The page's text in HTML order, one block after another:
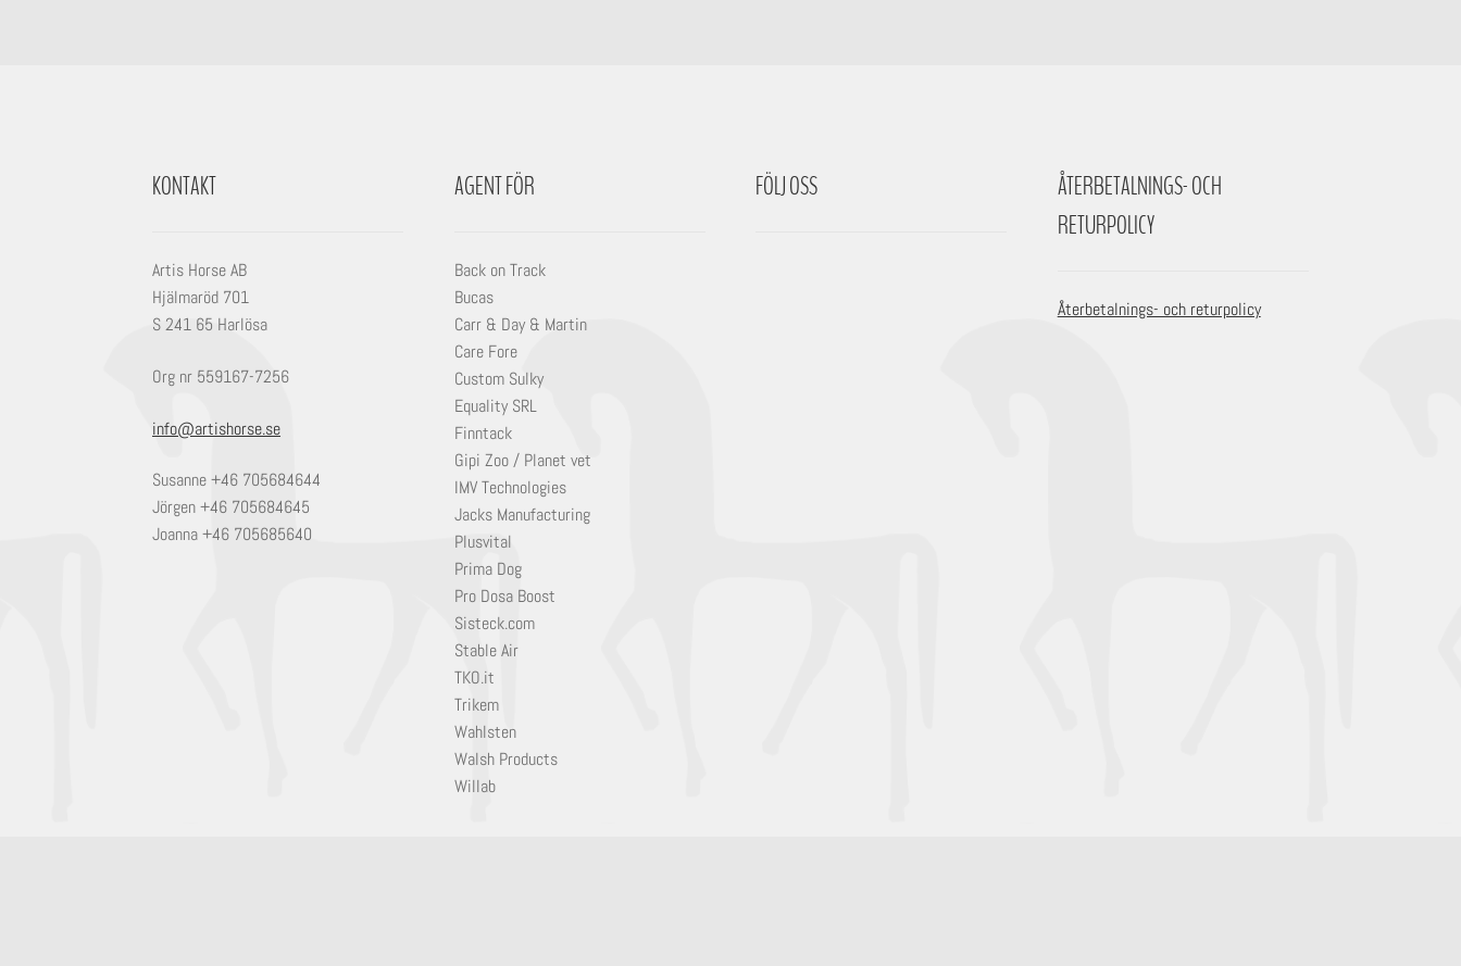
KONTAKT
Artis Horse AB
Hjälmaröd 701
S 241 65 Harlösa
Org nr 559167-7256
info@artishorse.se
Susanne +46 705684644
Jörgen +46 705684645
Joanna +46 705685640
AGENT FÖR
Back on Track
Bucas
Carr & Day & Martin
Care Fore
Custom Sulky
Equality SRL
Finntack
Gipi Zoo / Planet vet
IMV Technologies
Jacks Manufacturing
Plusvital
Prima Dog
Pro Dosa Boost
Sisteck.com
Stable Air
TKO.it
Trikem
Wahlsten
Walsh Products
Willab
FÖLJ OSS
ÅTERBETALNINGS- OCH
RETURPOLICY
Återbetalnings- och returpolicy